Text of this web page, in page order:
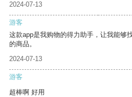
2024-07-13
游客
这款app是我购物的得力助手，让我能够
的商品。
2024-07-13
游客
超棒啊 好用